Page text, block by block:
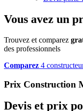
Vous avez un
Trouvez et comparez
des professionnels
Comparez 4
Prix Construction
Devis et prix